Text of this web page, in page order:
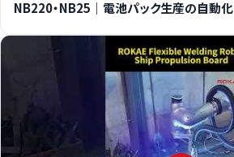
NB220・NB25｜電池パック生産の自動化